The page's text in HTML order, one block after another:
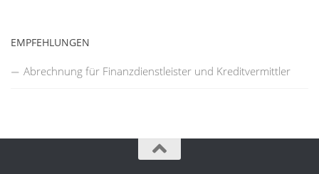
EMPFEHLUNGEN
Abrechnung für Finanzdienstleister und Kreditvermittler